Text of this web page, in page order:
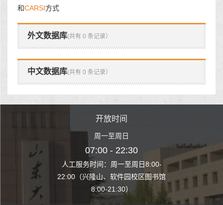
和CARSI方式
外文数据库(共有 0 条记录）
中文数据库(共有 0 条记录）
至周日8:00-
园校区图书馆
开放时间
周一至周日
07:00 - 22:30
人工服务时间：周一至周日8:00-
22:00（兴隆山、软件园校区图书馆
8:00-21:30）
人工服务时间
22:00（兴隆山